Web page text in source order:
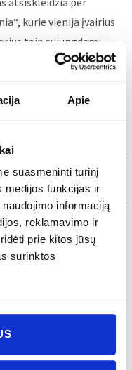
Apie
suasmeninti turinį
medijos funkcijas ir
informaciją
reklamavimo ir
prie kitos jūsų
surinktos
kurie vienija įvairius
taip sujungdami